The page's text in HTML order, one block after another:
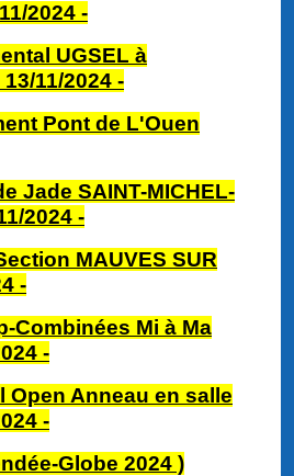
/2024 -
UGSEL à
11/2024 -
Pont de L'Ouen
Jade SAINT-MICHEL-
/2024 -
MAUVES SUR
-
Combinées Mi à Ma
-
Open Anneau en salle
-
Globe 2024 )